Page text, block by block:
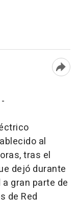
al
tras el
dejó durante
gran parte de
de Red